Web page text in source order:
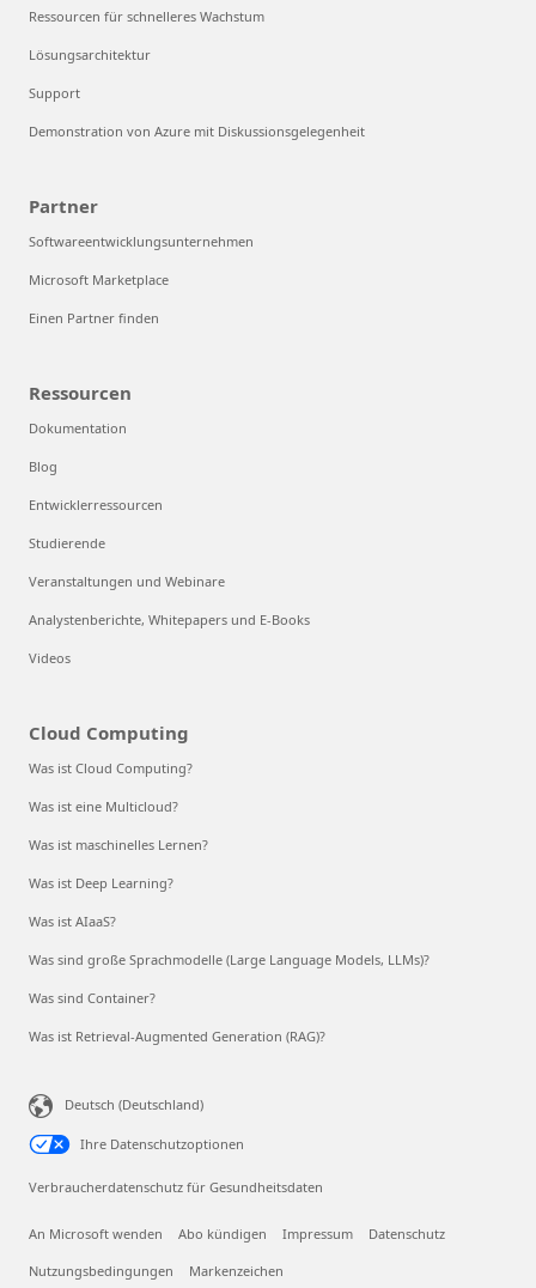
Ressourcen für schnelleres Wachstum
Lösungsarchitektur
Support
Demonstration von Azure mit Diskussionsgelegenheit
Partner
Softwareentwicklungsunternehmen
Microsoft Marketplace
Einen Partner finden
Ressourcen
Dokumentation
Blog
Entwicklerressourcen
Studierende
Veranstaltungen und Webinare
Analystenberichte, Whitepapers und E-Books
Videos
Cloud Computing
Was ist Cloud Computing?
Was ist eine Multicloud?
Was ist maschinelles Lernen?
Was ist Deep Learning?
Was ist AIaaS?
Was sind große Sprachmodelle (Large Language Models, LLMs)?
Was sind Container?
Was ist Retrieval-Augmented Generation (RAG)?
Deutsch (Deutschland)
Ihre Datenschutzoptionen
Verbraucherdatenschutz für Gesundheitsdaten
An Microsoft wenden Abo kündigen Impressum Datenschutz
Nutzungsbedingungen Markenzeichen